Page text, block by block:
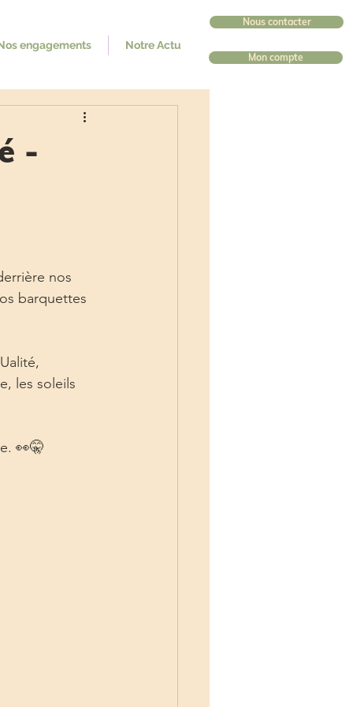
engagements Notre Actu
Nous contacter
Mon compte
-
nos
barquettes
les soleils
👀🤫